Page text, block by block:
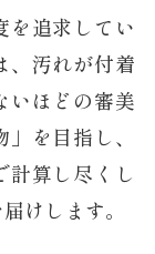
を追求してい
、汚れが付着
いほどの審美
を目指し、
計算し尽くし
けします。